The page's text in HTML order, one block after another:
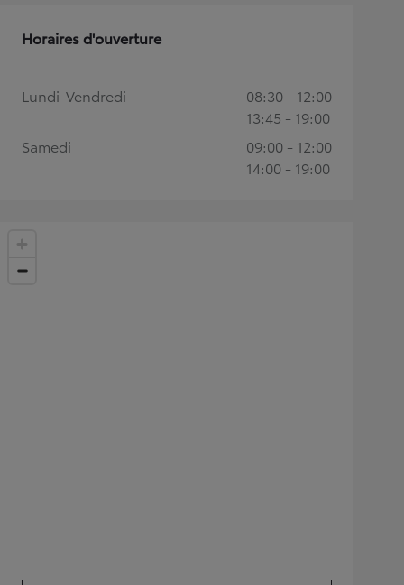
Horaires d'ouverture
Lundi-Vendredi
08:30 - 12:00
13:45 - 19:00
Samedi
09:00 - 12:00
14:00 - 19:00